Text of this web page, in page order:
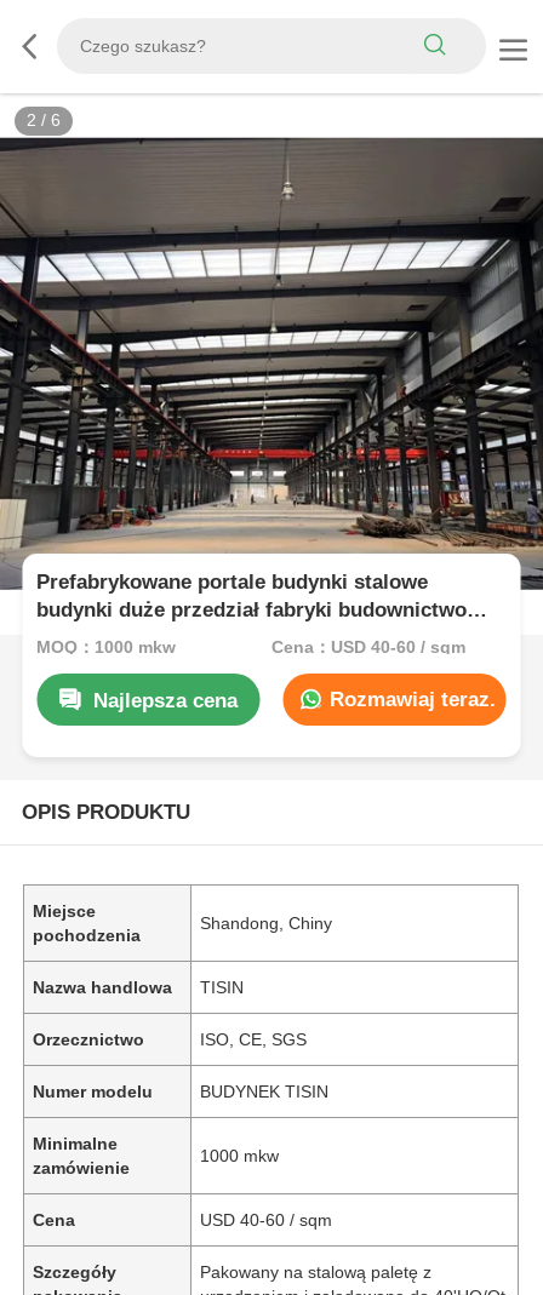
3 / 6
Prefabrykowane portale budynki stalowe
budynki duże przedział fabryki budownictwo
magazynów
MOQ：1000 mkw Cena：USD 40-60 / sqm
Najlepsza cena Rozmawiaj teraz.
OPIS PRODUKTU
Miejsce
pochodzenia
Shandong, Chiny
Nazwa handlowa TISIN
Orzecznictwo ISO, CE, SGS
Numer modelu BUDYNEK TISIN
Minimalne
zamówienie
1000 mkw
Cena USD 40-60 / sqm
Szczegóły
Pakowany na stalową paletę z